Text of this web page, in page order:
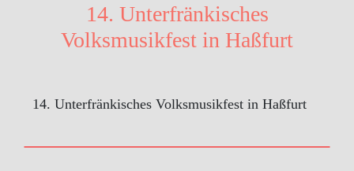
14. Unterfränkisches
Volksmusikfest in Haßfurt
14. Unterfränkisches Volksmusikfest in Haßfurt